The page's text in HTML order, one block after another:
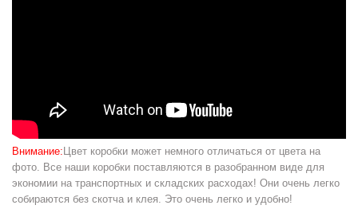
Внимание: Цвет коробки может немного отличаться от цвета на
фото. Все наши коробки поставляются в разобранном виде для
экономии на транспортных и складских расходах! Они очень легко
собираются без скотча и клея. Это очень легко и удобно!